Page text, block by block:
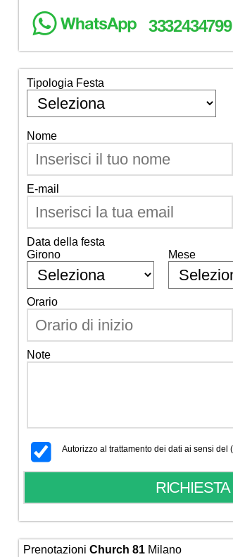
3332434799
Tipologia Festa
Nome
E-mail
Data della festa
Girono
Mese
Orario
Note
Autorizzo al trattamento dei dati ai sensi del
Prenotazioni Church 81 Milano